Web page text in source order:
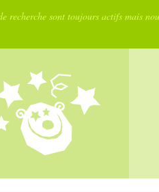
recherche sont toujours actifs mais